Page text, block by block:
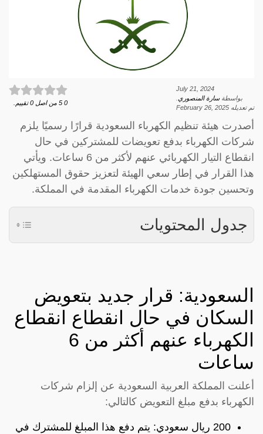
July 21, 2024
بواسطةسارة المنصوري
تم تعديله February 26, 2025
0
5 من اصل 0 تقييم.
أصدرت هيئة تنظيم الكهرباء السعودية قرارًا رسميًا يلزم
شركات الكهرباء بدفع تعويضات للمشتركين في حال
انقطاع التيار الكهربائي عنهم لأكثر من 6 ساعات. ويأتي
هذا القرار في إطار سعي الهيئة لتعزيز حقوق المستهلكين
وتحسين جودة خدمات الكهرباء المقدمة في المملكة.
جدول المحتويات
السعودية: قرار جديد بتعويض
السكان في حال انقطاع انقطاع
الكهرباء عنهم أكثر من 6
ساعات
أعلنت المملكة العربية السعودية عن إلزام شركات
الكهرباء بدفع مبلغ التعويض كالتالي:
200 ريال سعودي: يتم دفع هذا المبلغ للمشترك في